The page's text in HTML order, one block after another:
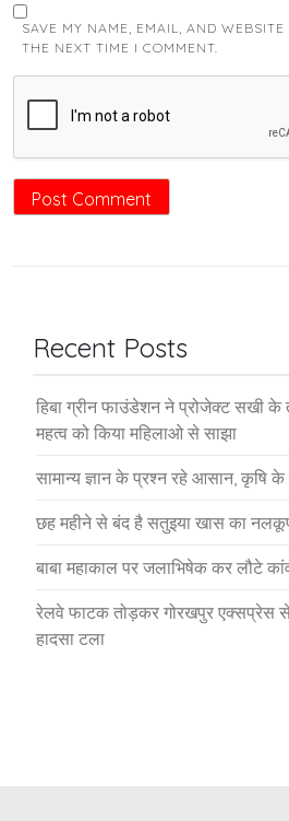
SAVE MY NAME, EMAIL, AND
THE NEXT TIME I COMMENT.
Recent Posts
हिबा ग्रीन फाउंडेशन ने प्रोजेक्ट सखी के
महत्व को किया महिलाओ से साझा
सामान्य ज्ञान के प्रश्न रहे आसान, कृषि
छह महीने से बंद है सतुइया खास का
बाबा महाकाल पर जलाभिषेक कर लौटे
रेलवे फाटक तोड़कर गोरखपुर एक्सप्रेस से
हादसा टला